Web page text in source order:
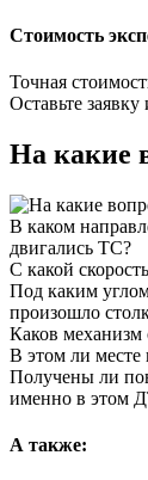
Стоимость
Точная
Оставьте
На какие
В каком
двигались ТС?
С какой
Под каким
произошло
Каков механизм
В этом ли
Получены ли
именно в этом
А также: